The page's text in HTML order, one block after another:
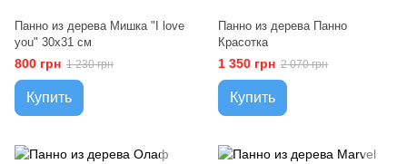
Панно из дерева Мишка "I love
you" 30х31 см
800 грн 1 230 грн
Купить
Панно из дерева Панно
Красотка
1 350 грн 2 070 грн
Купить